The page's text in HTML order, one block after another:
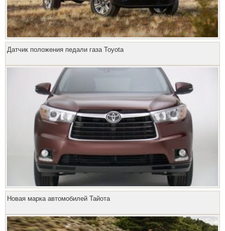
Датчик положения педали газа Toyota
Новая марка автомобилей Тайота